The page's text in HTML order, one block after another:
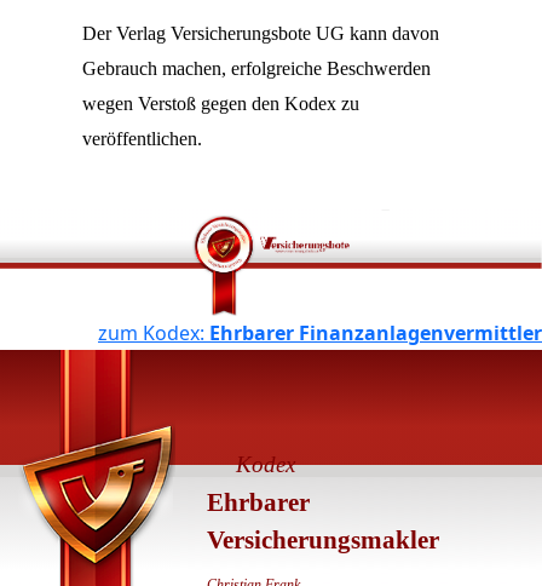
Der Verlag Versicherungsbote UG kann davon
Gebrauch machen, erfolgreiche Beschwerden
wegen Verstoß gegen den Kodex zu
veröffentlichen.
​zum Kodex: Ehrbarer Finanzanlagenvermittler
Kodex
Ehrbarer
Versicherungsmakler